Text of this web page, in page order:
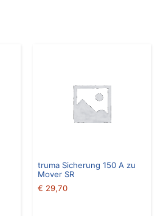
truma Sicherung 150 A zu
Mover SR
€ 29,70